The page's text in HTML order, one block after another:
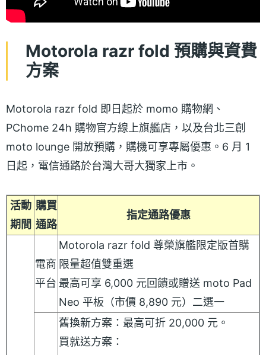
Motorola razr fold 預購與資費
方案
Motorola razr fold 即日起於 momo 購物網、
PChome 24h 購物官方線上旗艦店，以及台北三創
moto lounge 開放預購，購機可享專屬優惠。6 月 1
日起，電信通路於台灣大哥大獨家上市。
活動
期間
購買
通路
指定通路優惠
電商
平台
Motorola razr fold 尊榮旗艦限定版首購
限量超值雙重選
最高可享 6,000 元回饋或贈送 moto Pad
Neo 平板（市價 8,890 元）二選一
舊換新方案：最高可折 20,000 元。
買就送方案：